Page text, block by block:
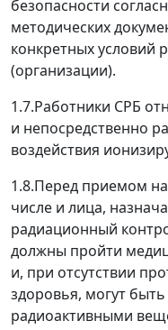
безопасности
методических
конкретных условий
(организации).
1.7.Работники СРБ
и непосредственно
воздействия
1.8.Перед приемом
числе и лица,
радиационный
должны пройти
и, при отсутствии
здоровья, могут
радиоактивными